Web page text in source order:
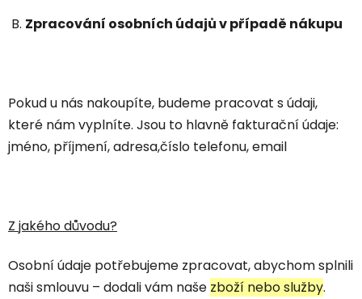
B. Zpracování osobních údajů v případě nákupu
Pokud u nás nakoupíte, budeme pracovat s údaji,
které nám vyplníte. Jsou to hlavně fakturační údaje:
jméno, příjmení, adresa,číslo telefonu, email
Z jakého důvodu?
Osobní údaje potřebujeme zpracovat, abychom splnili
naši smlouvu – dodali vám naše zboží nebo služby.